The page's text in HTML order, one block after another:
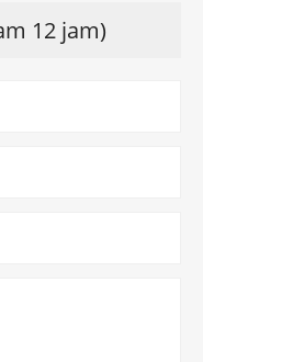
12 jam)